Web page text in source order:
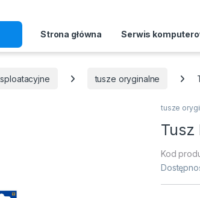
Strona główna Serwis
tusze oryginalne
tusze
Tusz
Kod